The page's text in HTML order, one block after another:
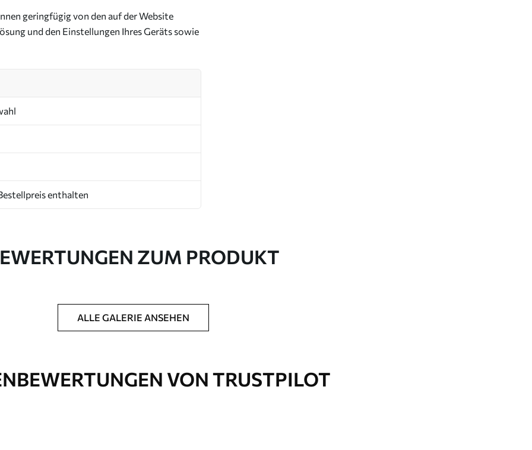
geringfügig von den auf der Website
und den Einstellungen Ihres Geräts sowie
enthalten
ZUM PRODUKT
ALLE GALERIE ANSEHEN
VON TRUSTPILOT